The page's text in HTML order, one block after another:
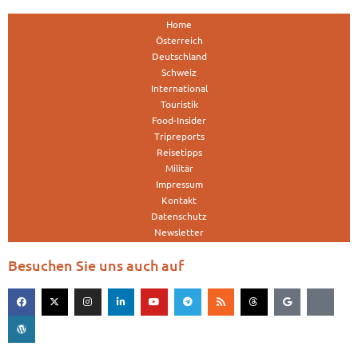
Home
Österreich
Deutschland
Schweiz
International
Touristik
Food-Insider
Tripreports
Reisetipps
Militär
Impressum
Kontakt
Datenschutz
Newsletter
Besuchen Sie uns auch auf